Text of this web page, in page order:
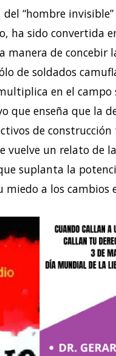
“hombre
ha sido convertida
manera de concebir
de soldados
en el
que enseña que la
de
vuelve un relato de
suplanta la
a los cambios